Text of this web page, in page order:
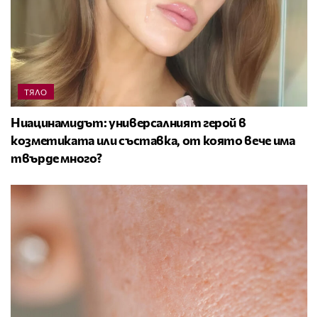
ТЯЛО
Ниацинамидът: универсалният герой в
козметиката или съставка, от която вече има
твърде много?